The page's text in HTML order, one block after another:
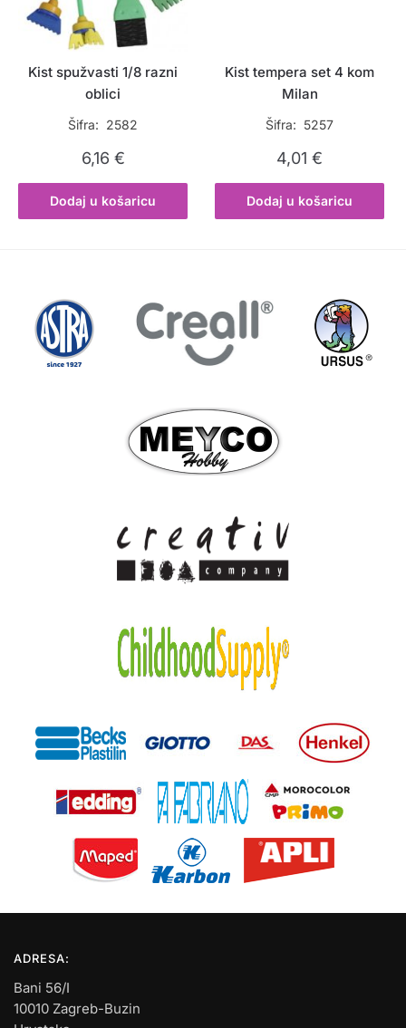
Kist spužvasti 1/8 razni
oblici
Šifra: 2582
6,16 €
Dodaj u košaricu
Kist tempera set 4 kom
Milan
Šifra: 5257
4,01€
Dodaj u košaricu
ADRESA:
Bani 56/I
10010 Zagreb-Buzin